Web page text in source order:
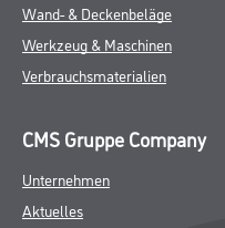
Wand- & Deckenbeläge
Werkzeug & Maschinen
Verbrauchsmaterialien
CMS Gruppe Company
Unternehmen
Aktuelles